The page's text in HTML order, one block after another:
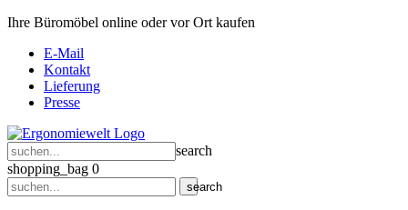
Ihre Büromöbel online oder vor Ort kaufen
E-Mail
Kontakt
Lieferung
Presse
search
shopping_bag 0
search